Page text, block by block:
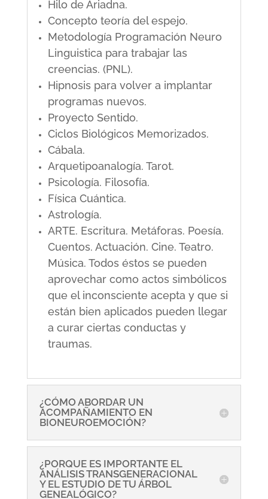
Hilo de Ariadna.
Concepto teoría del espejo.
Metodología Programación Neuro
Linguistica para trabajar las
creencias. (PNL).
Hipnosis para volver a implantar
programas nuevos.
Proyecto Sentido.
Ciclos Biológicos Memorizados.
Cábala.
Arquetipoanalogía. Tarot.
Psicología. Filosofía.
Física Cuántica.
Astrología.
ARTE. Escritura. Metáforas. Poesía.
Cuentos. Actuación. Cine. Teatro.
Música. Todos éstos se pueden
aprovechar como actos simbólicos
que el inconsciente acepta y que si
están bien aplicados pueden llegar
a curar ciertas conductas y
traumas.
¿CÓMO ABORDAR UN
ACOMPAÑAMIENTO EN
BIONEUROEMOCIÓN?
¿PORQUE ES IMPORTANTE EL
ANÁLISIS TRANSGENERACIONAL
Y EL ESTUDIO DE TU ÁRBOL
GENEALÓGICO?